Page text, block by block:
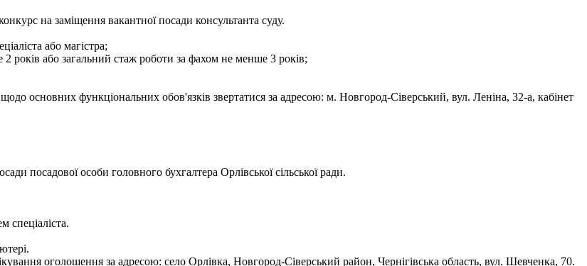
на заміщення вакантної посади консультанта суду.
або магістра;
років або загальний стаж роботи за фахом не менше 3 років;
основних функціональних обов'язків звертатися за адресою: м. Новгород-Сіверський, вул. Леніна, 32-а, кабінет
посадової особи головного бухгалтера Орлівської сільської ради.
спеціаліста.
оголошення за адресою: село Орлівка, Новгород-Сіверський район, Чернігівська область, вул. Шевченка, 70.